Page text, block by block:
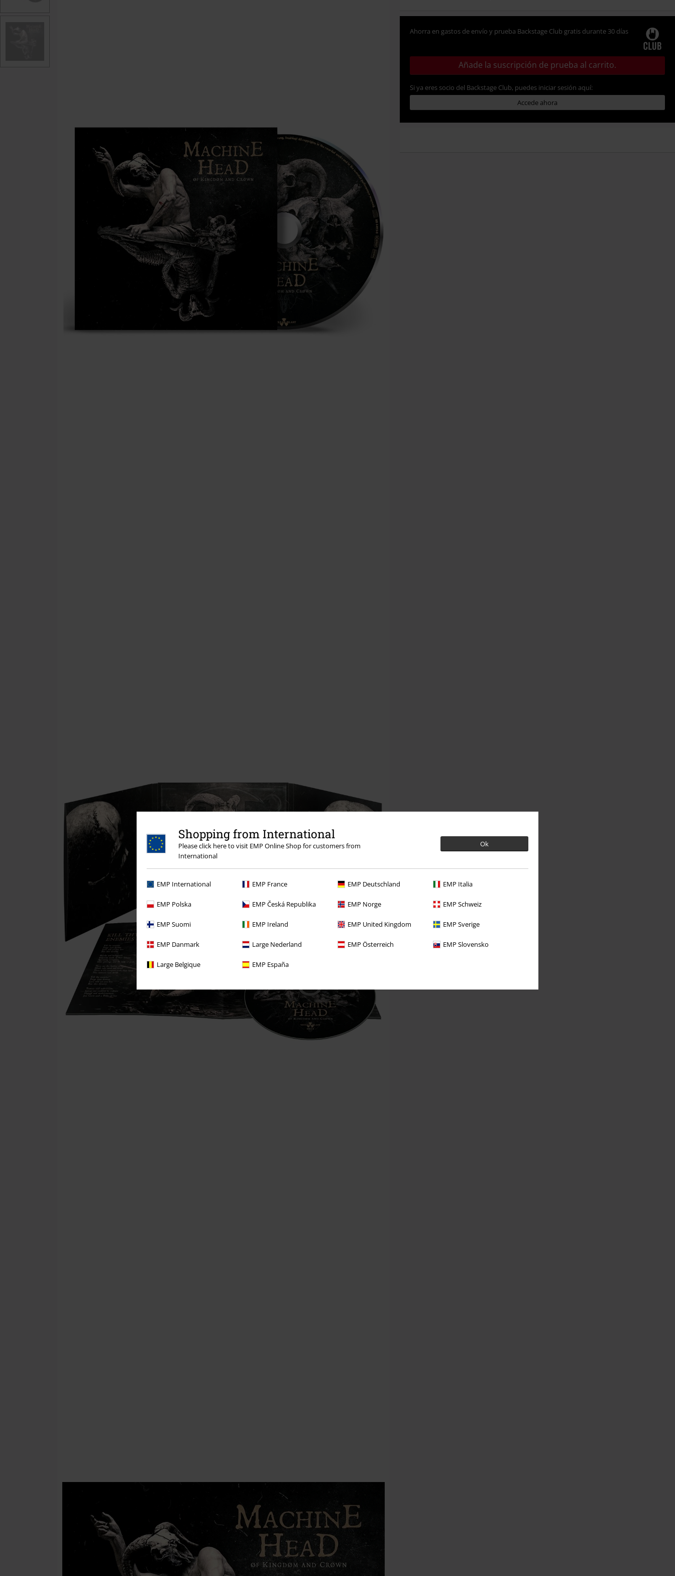
Shopping from International
Please click here to visit EMP Online Shop for customers from
International
Ok
EMP International EMP France EMP Deutschland EMP Italia
EMP Polska EMP Česká Republika EMP Norge EMP Schweiz
EMP Suomi EMP Ireland EMP United Kingdom EMP Sverige
EMP Danmark Large Nederland EMP Österreich EMP Slovensko
Large Belgique EMP España
Ahorra en gastos de envío y prueba Backstage Club gratis durante 30 días
Añade la suscripción de prueba al carrito.
Si ya eres socio del Backstage Club, puedes iniciar sesión aquí:
Accede ahora